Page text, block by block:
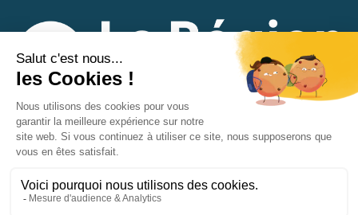
REPRÉSENTANT DE LA PFA, DE LA FIF ET DE FRANCE
VÉLO